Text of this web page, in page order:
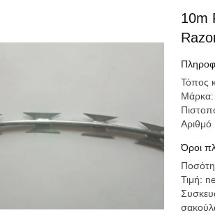
10m
Τόπος
Μάρκα:
Αριθμό
Όροι
Τιμή: